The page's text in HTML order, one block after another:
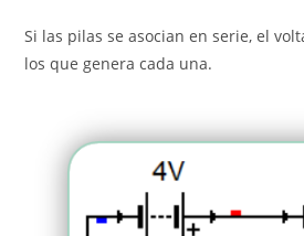
Si las pilas se asocian en serie, el
los que genera cada una.